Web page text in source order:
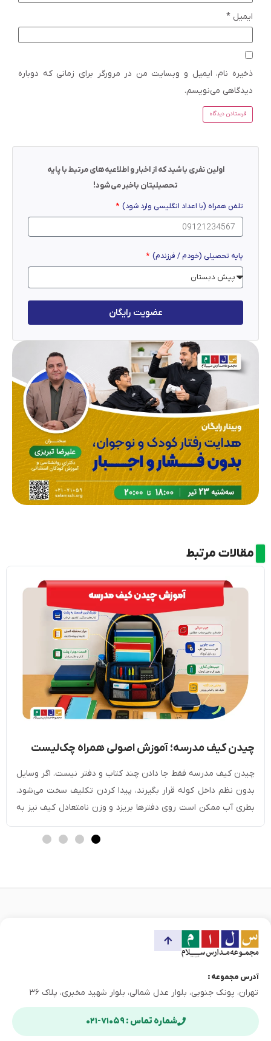
ایمیل *
ذخیره نام، ایمیل و وبسایت من در مرورگر برای زمانی که دوباره
دیدگاهی می‌نویسم.
اولین نفری باشید که از اخبار و اطلاعیه‌های مرتبط با پایه
تحصیلیتان باخبر می‌شود!
تلفن همراه (با اعداد انگلیسی وارد شود)
پایه تحصیلی (خودم / فرزندم)
عضویت رایگان
مقالات مرتبط
چیدن کیف مدرسه؛ آموزش اصولی همراه چک‌لیست
وسایل
چیدن کیف مدرسه فقط جا دادن چند کتاب و دفتر نیست. اگر وسایل
بدون نظم داخل کوله قرار بگیرند، پیدا کردن تکلیف سخت می‌شود.
بطری آب ممکن است روی دفترها بریزد و وزن نامتعادل کیف نیز به
شانه و کمر دانش‌آموز فشار می‌آورد. در این مطب از مجموعه
آموزش‌های وبسایت مدرسه سلام با چیدمان اصولی […]
آدرس مجموعه :
تهران، پونک جنوبی، بلوار عدل شمالی، بلوار شهید مخبری، پلاک ۳۶
شماره تماس : ۷۱۰۵۹-۰۲۱